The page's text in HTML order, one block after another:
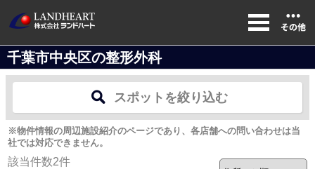
千葉市中央区の整形外科
スポットを絞り込む
※物件情報の周辺施設紹介のページであり、各店舗への問い合わせは当
社では対応できません。
該当件数2件